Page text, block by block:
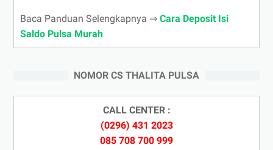
Baca Panduan Selengkapnya ⇒ Cara Deposit Isi
Saldo Pulsa Murah
NOMOR CS THALITA PULSA
CALL CENTER :
(0296) 431 2023
085 708 700 999